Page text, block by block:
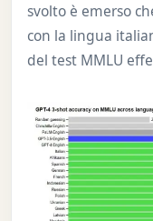
svolto è emerso
con la lingua
del test MMLU